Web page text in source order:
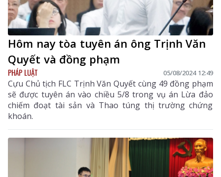
Hôm nay tòa tuyên án ông Trịnh Văn
Quyết và đồng phạm
PHÁP LUẬT 05/08/2024 12:49
Cựu Chủ tịch FLC Trịnh Văn Quyết cùng 49 đồng phạm
sẽ được tuyên án vào chiều 5/8 trong vụ án Lừa đảo
chiếm đoạt tài sản và Thao túng thị trường chứng
khoán.